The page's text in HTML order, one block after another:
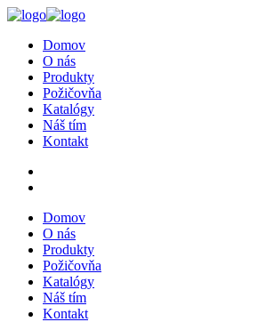
Domov
O nás
Produkty
Požičovňa
Katalógy
Náš tím
Kontakt
Domov
O nás
Produkty
Požičovňa
Katalógy
Náš tím
Kontakt